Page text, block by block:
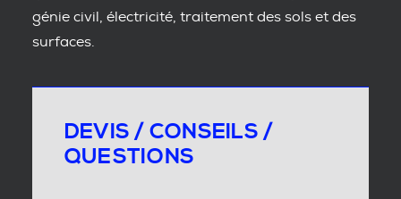
génie civil, électricité, traitement des sols et des
surfaces.
DEVIS / CONSEILS /
QUESTIONS